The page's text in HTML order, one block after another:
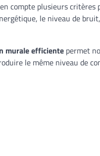
compte plusieurs
le niveau de
murale efficiente permet
le même niveau de